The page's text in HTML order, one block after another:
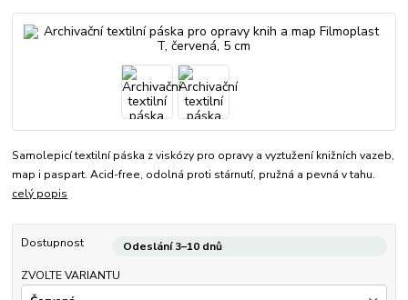
Samolepicí textilní páska z viskózy pro opravy a vyztužení knižních vazeb,
map i paspart. Acid-free, odolná proti stárnutí, pružná a pevná v tahu.
celý popis
Dostupnost
Odeslání 3–10 dnů
ZVOLTE VARIANTU